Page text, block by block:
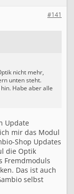
#141
nicht mehr,
unten steht.
Habe aber alle
Update
mir das Modul
Shop Updates
die Optik
Fremdmoduls
Das ist auch
selbst